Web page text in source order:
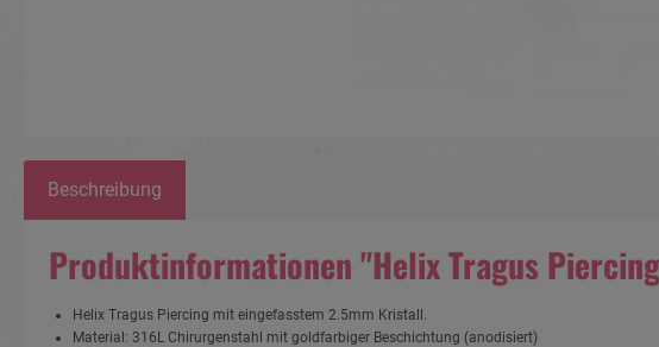
Beschreibung
Produktinformationen "Helix Tragus
Helix Tragus Piercing mit eingefasstem 2.5mm Kristall.
Material: 316L Chirurgenstahl mit goldfarbiger Beschichtung (anodisiert)